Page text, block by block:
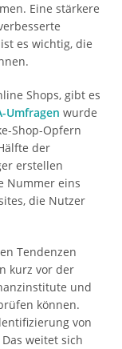
Eine stärkere
es wichtig, die
Shops, gibt es
Umfragen wurde
Shop-Opfern
der
erstellen
Nummer eins
die Nutzer
Tendenzen
kurz vor der
und
können.
von
weitet sich